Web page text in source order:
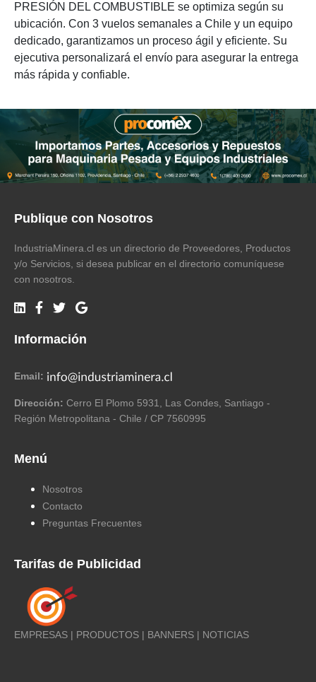
PRESIÓN DEL COMBUSTIBLE se optimiza según su
ubicación. Con 3 vuelos semanales a Chile y un equipo
dedicado, garantizamos un proceso ágil y eficiente. Su
ejecutiva personalizará el envío para asegurar la entrega
más rápida y confiable.
Publique con Nosotros
IndustriaMinera.cl es un directorio de Proveedores, Productos
y/o Servicios, si desea publicar en el directorio comuníquese
con nosotros.
Información
Email:
Dirección: Cerro El Plomo 5931, Las Condes, Santiago -
Región Metropolitana - Chile / CP 7560995
Menú
Nosotros
Contacto
Preguntas Frecuentes
Tarifas de Publicidad
EMPRESAS | PRODUCTOS | BANNERS | NOTICIAS